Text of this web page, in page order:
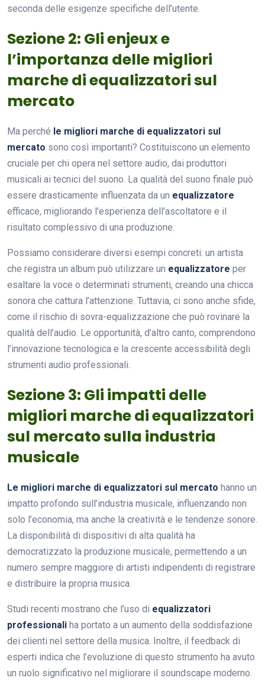
seconda delle esigenze specifiche dell’utente.
Sezione 2: Gli enjeux e
l’importanza delle migliori
marche di equalizzatori sul
mercato
Ma perché le migliori marche di equalizzatori sul
mercato sono così importanti? Costituiscono un elemento
cruciale per chi opera nel settore audio, dai produttori
musicali ai tecnici del suono. La qualità del suono finale può
essere drasticamente influenzata da un equalizzatore
efficace, migliorando l’esperienza dell’ascoltatore e il
risultato complessivo di una produzione.
Possiamo considerare diversi esempi concreti: un artista
che registra un album può utilizzare un equalizzatore per
esaltare la voce o determinati strumenti, creando una chicca
sonora che cattura l’attenzione. Tuttavia, ci sono anche sfide,
come il rischio di sovra-equalizzazione che può rovinare la
qualità dell’audio. Le opportunità, d’altro canto, comprendono
l’innovazione tecnologica e la crescente accessibilità degli
strumenti audio professionali.
Sezione 3: Gli impatti delle
migliori marche di equalizzatori
sul mercato sulla industria
musicale
Le migliori marche di equalizzatori sul mercato hanno un
impatto profondo sull’industria musicale, influenzando non
solo l’economia, ma anche la creatività e le tendenze sonore.
La disponibilità di dispositivi di alta qualità ha
democratizzato la produzione musicale, permettendo a un
numero sempre maggiore di artisti indipendenti di registrare
e distribuire la propria musica.
Studi recenti mostrano che l’uso di equalizzatori
professionali ha portato a un aumento della soddisfazione
dei clienti nel settore della musica. Inoltre, il feedback di
esperti indica che l’evoluzione di questo strumento ha avuto
un ruolo significativo nel migliorare il soundscape moderno.